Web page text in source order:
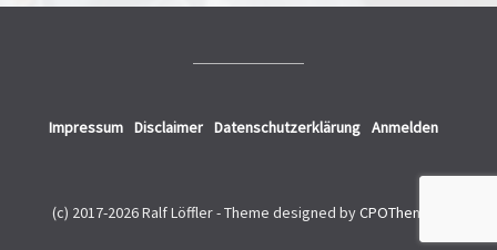
Impressum Disclaimer Datenschutzerklärung Anmelden
(c) 2017-2026 Ralf Löffler -Theme designed byCPOThemes